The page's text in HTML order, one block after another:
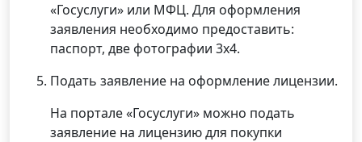
«Госуслуги» или МФЦ. Для оформления
заявления необходимо предоставить:
паспорт, две фотографии 3х4.
Подать заявление на оформление лицензии.
На портале «Госуслуги» можно подать
заявление на лицензию для покупки